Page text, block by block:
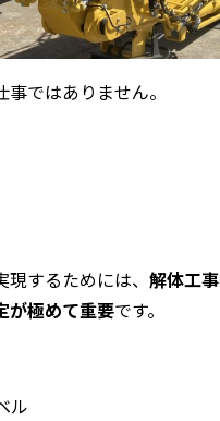
ではありません。
するためには、 解体工
が極めて重要です。
ル